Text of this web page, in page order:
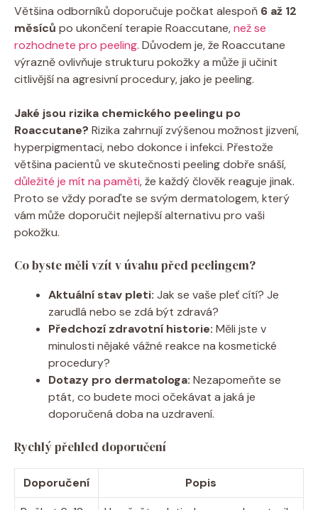
Většina odborníků doporučuje počkat alespoň 6 až 12
měsíců po ukončení terapie Roaccutane,než se
rozhodnete pro peeling. Důvodem je, že Roaccutane
výrazně ovlivňuje strukturu pokožky a může ji učinit
citlivější na agresivní procedury, jako je peeling.
Jaké jsou rizika chemického peelingu po
Roaccutane? Rizika zahrnují zvýšenou možnost jizvení,
hyperpigmentaci, nebo dokonce i infekci. Přestože
většina pacientů ve skutečnosti peeling dobře snáší,
důležité je mít na paměti, že každý člověk reaguje jinak.
Proto se vždy poraďte se svým dermatologem, který
vám může doporučit nejlepší alternativu pro vaši
pokožku.
Co byste měli vzít v úvahu před peelingem?
Aktuální stav pleti: Jak se vaše pleť cítí? Je
zarudlá nebo se zdá být zdravá?
Předchozí zdravotní historie: Měli jste v
minulosti nějaké vážné reakce na kosmetické
procedury?
Dotazy pro dermatologa: Nezapomeňte se
ptát, co budete moci očekávat a jaká je
doporučená doba na uzdravení.
Rychlý přehled doporučení
Doporučení
Popis